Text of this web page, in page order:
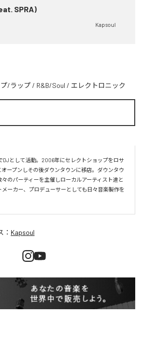
SPRA)
Kapsoul
/ラップ / R&B/Soul / エレクトロニック
DJとして活動。2006年にセレクトショップをロサ
ープンしその後ダウンタウンに移店。ダウンタウ
のパーティーを主催しローカルアーティスト達と
ーカー、プロデューサーとしても日々音楽製作を
： Kapsoul